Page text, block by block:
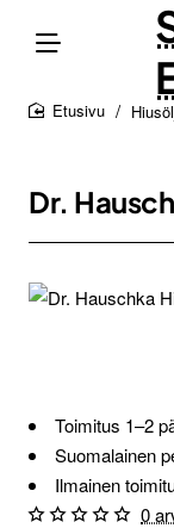
Dr.
Toimitus 1–2
Suomalainen
Ilmainen
0